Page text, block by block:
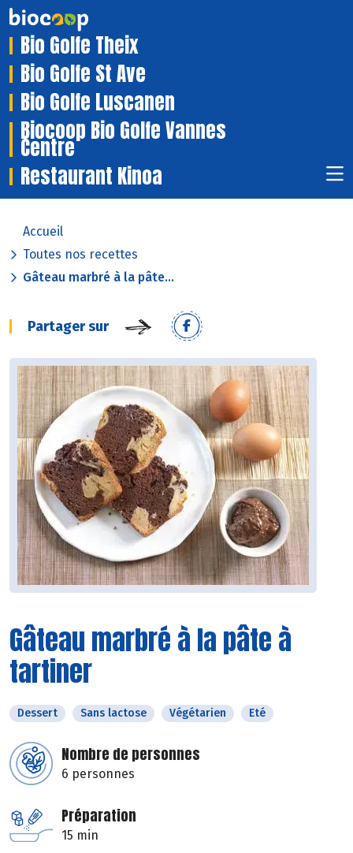
Bio Golfe Theix
Bio Golfe St Ave
Bio Golfe Luscanen
Biocoop Bio Golfe Vannes
Centre
Restaurant Kinoa
Accueil
Toutes nos recettes
Gâteau marbré à la pâte...
Partager sur
Gâteau marbré à la pâte à
tartiner
Dessert Sans lactose Végétarien Eté
Nombre de personnes
6 personnes
Préparation
15 min